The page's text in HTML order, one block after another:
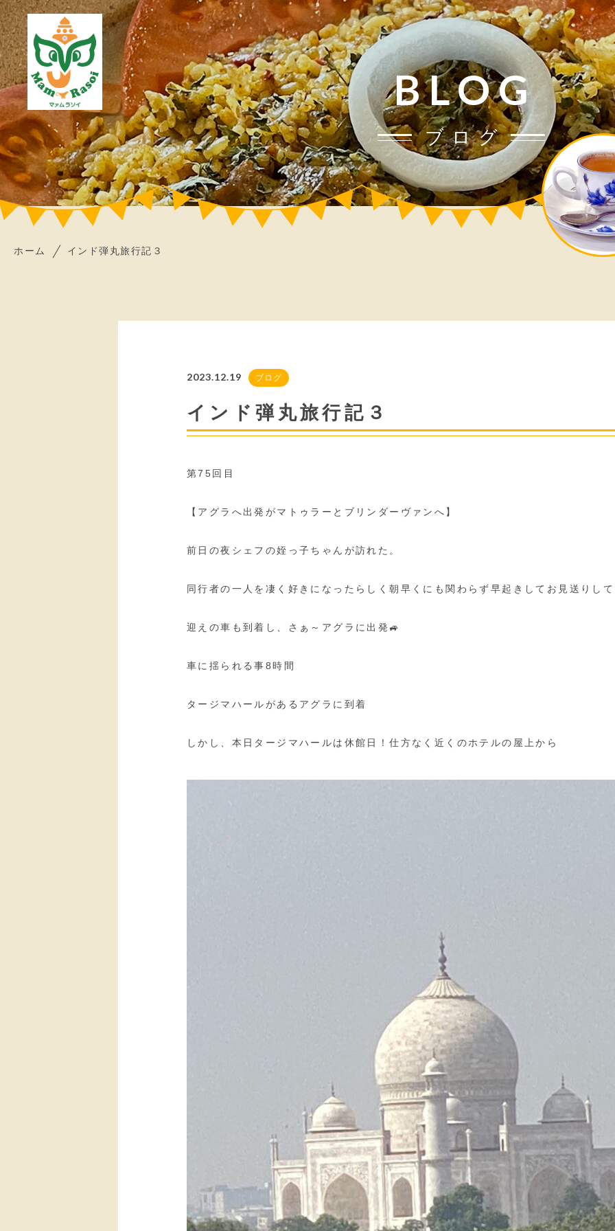
BLOG
ブログ
ホーム インド弾丸旅行記３
2023.12.19 ブログ
インド弾丸旅行記３
第75回目
【アグラへ出発がマトゥラーとブリンダーヴァンへ】
前日の夜シェフの姪っ子ちゃんが訪れた。
同行者の一人を凄く好きになったらしく朝早くにも関わらず早起きしてお見送りし
迎えの車も到着し、さぁ～アグラに出発🚙
車に揺られる事8時間
タージマハールがあるアグラに到着
しかし、本日タージマハールは休館日！仕方なく近くのホテルの屋上から